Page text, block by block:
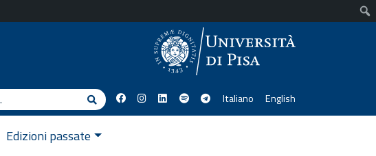
Cerca Italiano English
Edizioni passate